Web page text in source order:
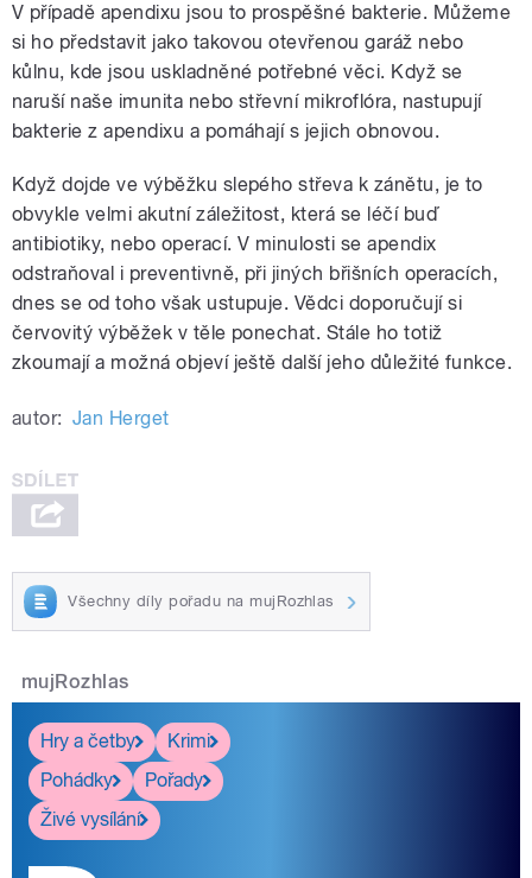
V případě apendixu jsou to prospěšné bakterie. Můžeme
si ho představit jako takovou otevřenou garáž nebo
kůlnu, kde jsou uskladněné potřebné věci. Když se
naruší naše imunita nebo střevní mikroflóra, nastupují
bakterie z apendixu a pomáhají s jejich obnovou.
Když dojde ve výběžku slepého střeva k zánětu, je to
obvykle velmi akutní záležitost, která se léčí buď
antibiotiky, nebo operací. V minulosti se apendix
odstraňoval i preventivně, při jiných břišních operacích,
dnes se od toho však ustupuje. Vědci doporučují si
červovitý výběžek v těle ponechat. Stále ho totiž
zkoumají a možná objeví ještě další jeho důležité funkce.
autor: Jan Herget
Všechny díly pořadu na mujRozhlas
mujRozhlas
Hry a četby
Krimi
Pohádky
Pořady
Živé vysílání